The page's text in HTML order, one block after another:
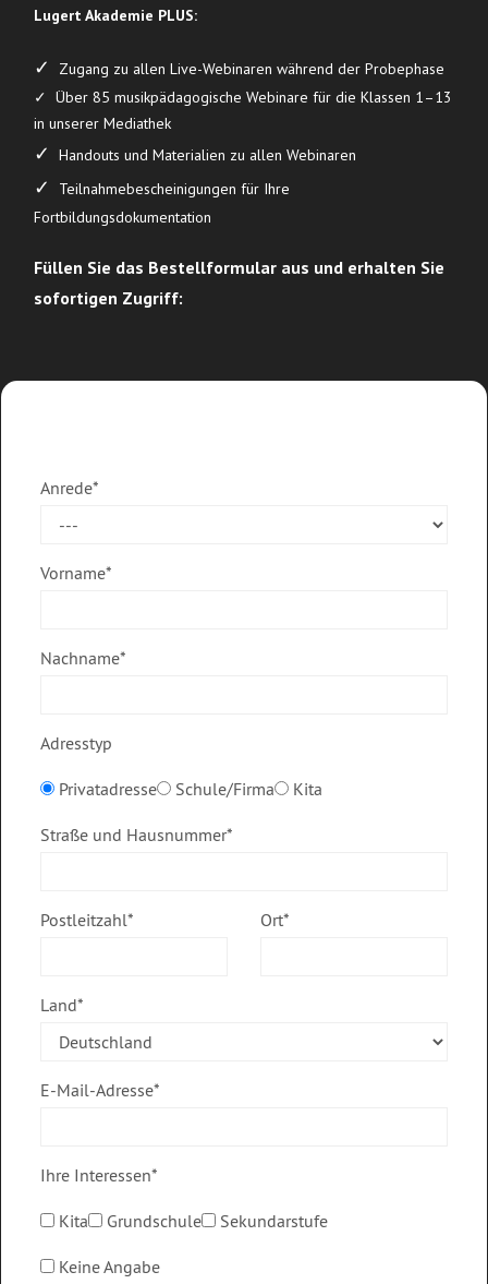
Lugert Akademie PLUS:
✓
Zugang zu allen Live-Webinaren während der Probephase
✓ Über 85 musikpädagogische Webinare für die Klassen 1–13
in unserer Mediathek
✓ Handouts und Materialien zu allen Webinaren
✓
Teilnahmebescheinigungen für Ihre
Fortbildungsdokumentation
Füllen Sie das Bestellformular aus und erhalten Sie
sofortigen Zugriff: